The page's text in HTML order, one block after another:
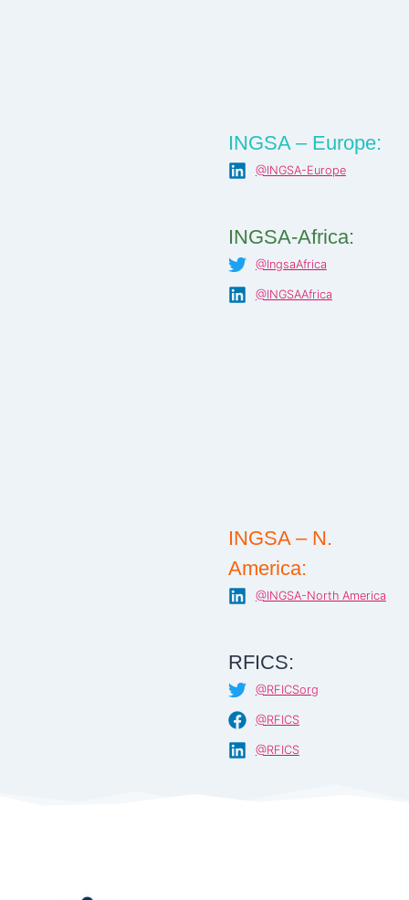
INGSA – Europe:
@INGSA-Europe
INGSA-Africa:
@IngsaAfrica
@INGSAAfrica
INGSA – N.
America:
@INGSA-North America
RFICS:
@RFICSorg
@RFICS
@RFICS